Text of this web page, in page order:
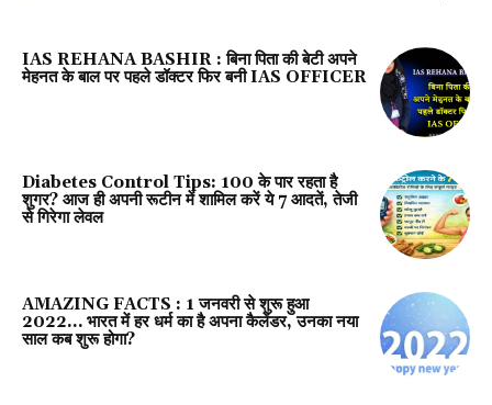
IAS REHANA BASHIR : बिना पिता की बेटी अपने
मेहनत के बाल पर पहले डॉक्टर फिर बनी IAS OFFICER
Diabetes Control Tips: 100 के पार रहता है
शुगर? आज ही अपनी रूटीन में शामिल करें ये 7 आदतें, तेजी
से गिरेगा लेवल
AMAZING FACTS : 1 जनवरी से शुरू हुआ
2022… भारत में हर धर्म का है अपना कैलेंडर, उनका नया
साल कब शुरू होगा?